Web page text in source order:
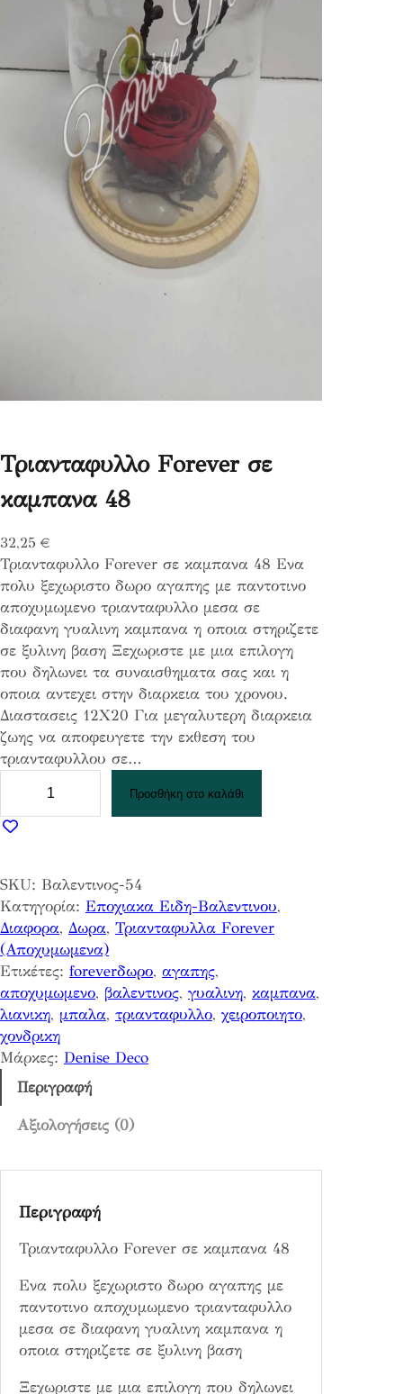
Τριανταφυλλο Forever σε
καμπανα 48
32,25 €
Τριανταφυλλο Forever σε καμπανα 48 Ενα
πολυ ξεχωριστο δωρο αγαπης με παντοτινο
αποχυμωμενο τριανταφυλλο μεσα σε
διαφανη γυαλινη καμπανα η οποια στηριζετε
σε ξυλινη βαση Ξεχωριστε με μια επιλογη
που δηλωνει τα συναισθηματα σας και η
οποια αντεχει στην διαρκεια του χρονου.
Διαστασεις 12Χ20 Για μεγαλυτερη διαρκεια
ζωης να αποφευγετε την εκθεση του
τριανταφυλλου σε…
ι
τ
α
φ
υ
λ
λ
ο
F
o
e
r
Προσθήκη στο καλάθι
SKU: Βαλεντινος-54
Κατηγορία: Εποχιακα Ειδη-Βαλεντινου
Διαφορα, Δωρα, Τριανταφυλλα Forever
(Αποχυμωμενα)
Ετικέτες: foreverδωρο, αγαπης
αποχυμωμενο, βαλεντινος, γυαλινη, καμπανα
λιανικη, μπαλα, τριανταφυλλο, χειροποιητο
χονδρικη
Μάρκες: Denise Deco
Περιγραφή
Αξιολογήσεις (0)
Περιγραφή
Τριανταφυλλο Forever σε καμπανα 48
Ενα πολυ ξεχωριστο δωρο αγαπης με
παντοτινο αποχυμωμενο τριανταφυλλο
μεσα σε διαφανη γυαλινη καμπανα η
οποια στηριζετε σε ξυλινη βαση
Ξεχωριστε με μια επιλογη που δηλωνει